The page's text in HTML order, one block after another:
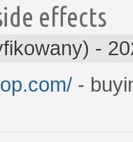
effects
-
-